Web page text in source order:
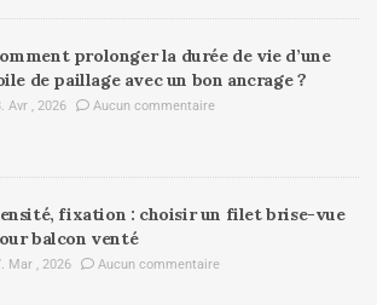
prolonger la durée de vie d’une
de paillage avec un bon ancrage ?
Avr , 2026 Aucun commentaire
fixation : choisir un filet brise-vue
balcon venté
Mar , 2026 Aucun commentaire